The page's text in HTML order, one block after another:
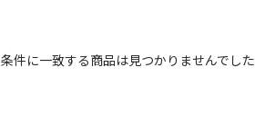
条件に一致する商品は見つかりませんでし